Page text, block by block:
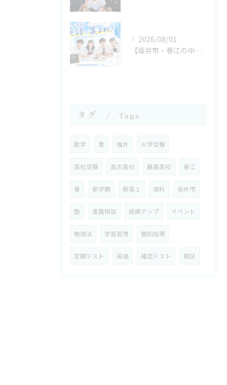
2026/08/01
【坂井市・春江の中学生へ】8月からでも間に合う！夏休み後半で成績を伸ばす勉強法 坂井市の学習塾なら考学理数塾へ
タグ Tags
数学 夏 福井 大学受験
高校受験 高志高校 藤島高校 春江
春 新学期 新高１ 理科 坂井市
塾 進路相談 成績アップ イベント
勉強法 学習習慣 個別指導
定期テスト 英語 確認テスト 模試